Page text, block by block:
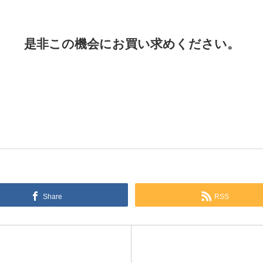
是非この機会にお買い求めください。
Share RSS